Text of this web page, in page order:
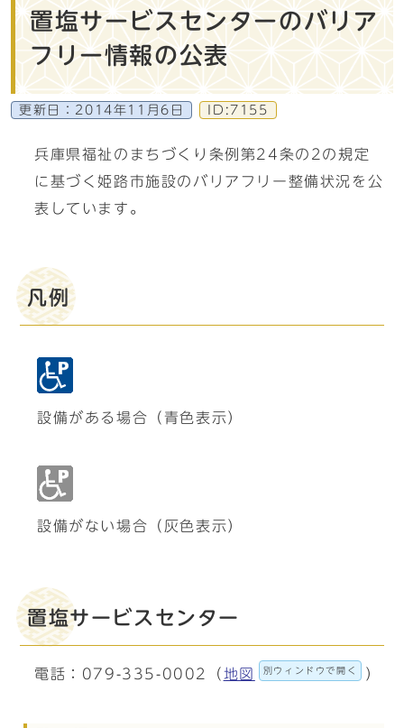
置塩サービスセンターのバリア
フリー情報の公表
更新日： 2014年11月6日 ID:7155
兵庫県福祉のまちづくり条例第24条の2の規定
に基づく姫路市施設のバリアフリー整備状況を公
表しています。
凡例
設備がある場合（青色表示）
設備がない場合（灰色表示）
置塩サービスセンター
電話：079-335-0002（ 地図 別ウィンドウで開く ）